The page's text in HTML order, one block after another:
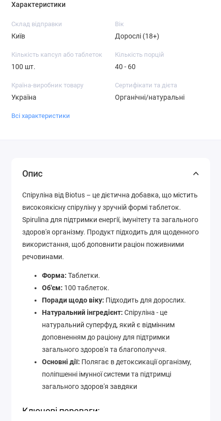
Характеристики
Склад відправки
Київ
Вік
Дорослі (18+)
Кількість капсул або таблеток
100 шт.
Кількість порцій
40 - 60
Країна-виробник товару
Україна
Сертифікати та дієта
Органічні/натуральні
Всі характеристики
Опис
Спіруліна від Biotus – це дієтична добавка, що містить
високоякісну спіруліну у зручній формі таблеток.
Spirulina для підтримки енергії, імунітету та загального
здоров'я організму. Продукт підходить для щоденного
використання, щоб доповнити раціон поживними
речовинами.
Форма: Таблетки.
Об'єм: 100 таблеток.
Поради щодо віку: Підходить для дорослих.
Натуральний інгредієнт: Спіруліна - це
натуральний суперфуд, який є відмінним
доповненням до раціону для підтримки
загального здоров'я та благополуччя.
Основні дії: Полягає в детоксикації організму,
поліпшенні імунної системи та підтримці
загального здоров'я завдяки
Ключові переваги: